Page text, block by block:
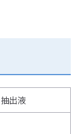
出液